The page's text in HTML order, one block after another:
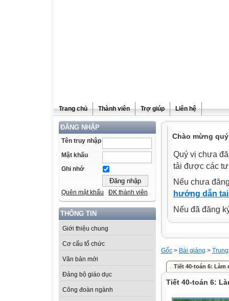
Trang chủ Thành viên Trợ giúp Liên hệ
ĐĂNG NHẬP
Tên truy nhập
Mật khẩu
Ghi nhớ
Quên mật khẩu ĐK thành viên
THÔNG TIN
Giới thiệu chung
Cơ cấu tổ chức
Văn bản mới
Đảng bộ giáo dục
Công đoàn ngành
Chào mừng
Quý vị chưa
tải được các
Nếu chưa
hướng dẫn
Nếu đã đăng
Gốc > Bài giảng >
Tiết 40-toán 6: Làm
Tiết 40-toán 6: